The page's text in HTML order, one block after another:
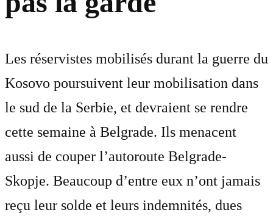
Les réservistes mobilisés durant la guerre du
Kosovo poursuivent leur mobilisation dans
le sud de la Serbie, et devraient se rendre
cette semaine à Belgrade. Ils menacent
aussi de couper l’autoroute Belgrade-
Skopje. Beaucoup d’entre eux n’ont jamais
reçu leur solde et leurs indemnités, dues